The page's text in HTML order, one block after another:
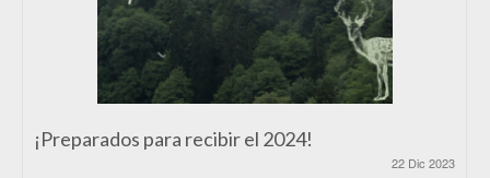
¡Preparados para recibir el 2024!
22 Dic 2023